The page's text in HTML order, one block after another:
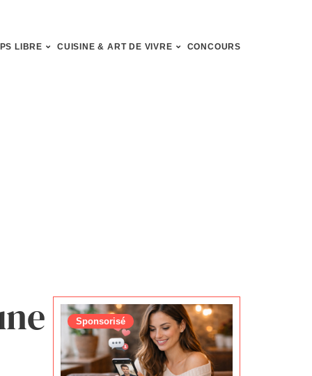
LIBRE CUISINE & ART DE VIVRE CONCOURS
Sponsorisé